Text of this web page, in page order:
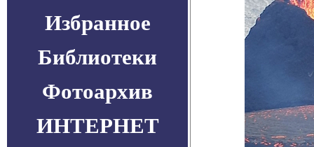
Избранное
Библиотеки
Фотоархив
ИНТЕРНЕТ